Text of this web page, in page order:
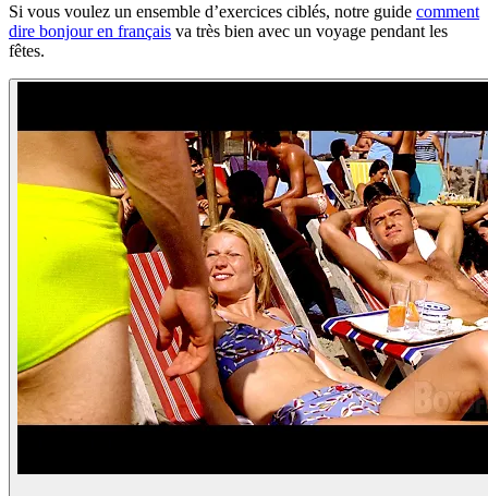
Si vous voulez un ensemble d’exercices ciblés, notre guide comment
dire bonjour en français va très bien avec un voyage pendant les
fêtes.